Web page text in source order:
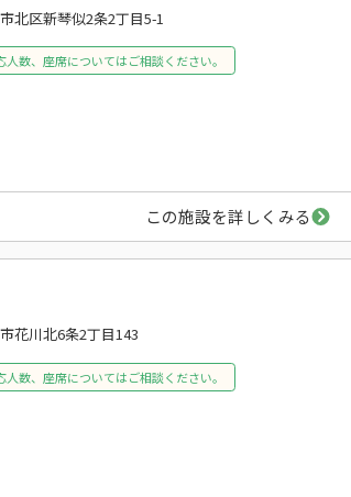
北区新琴似2条2丁目5-1
人数、座席についてはご相談ください。
この施設を詳しくみる
花川北6条2丁目143
人数、座席についてはご相談ください。